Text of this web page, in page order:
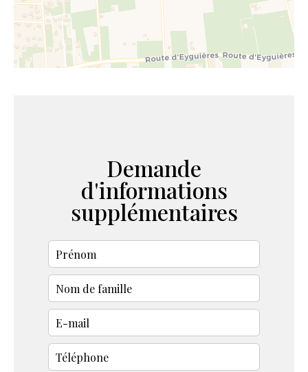
Demande
d'informations
supplémentaires